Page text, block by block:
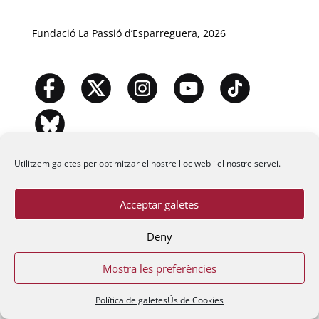
Utilitzem galetes per optimitzar el nostre lloc web i el nostre servei.
Acceptar galetes
Deny
Mostra les preferències
Política de galetesÚs de Cookies
Fundació La Passió d’Esparreguera, 2026